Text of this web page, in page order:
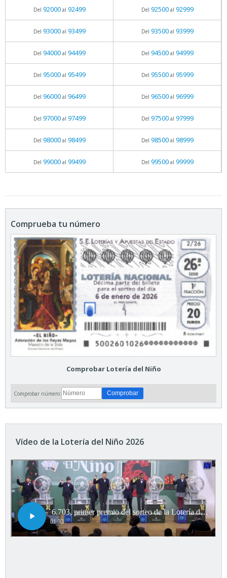
Del 92000al 92499 Del 92500al 92999
Del 93000al 93499 Del 93500al 93999
Del 94000al 94499 Del 94500al 94999
Del 95000al 95499 Del 95500al 95999
Del 96000al 96499 Del 96500al 96999
Del 97000al 97499 Del 97500al 97999
Del 98000al 98499 Del 98500al 98999
Del 99000al 99499 Del 99500al 99999
Comprueba tu número
Comprobar Lotería del Niño
Comprobar número:
Vídeo de la Lotería del Niño 2026